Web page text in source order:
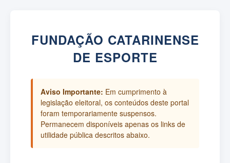
FUNDAÇÃO CATARINENSE
DE ESPORTE
Aviso Importante: Em cumprimento à
legislação eleitoral, os conteúdos deste portal
foram temporariamente suspensos.
Permanecem disponíveis apenas os links de
utilidade pública descritos abaixo.